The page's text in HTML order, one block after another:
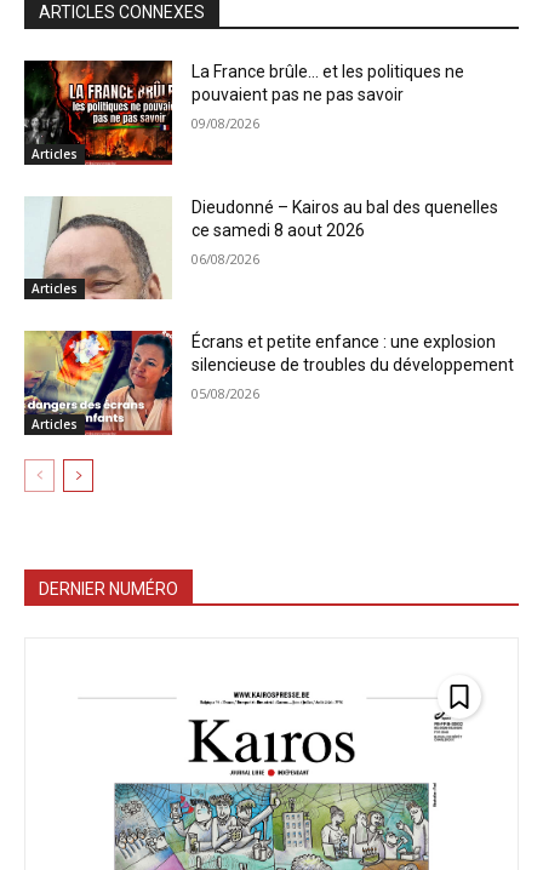
ARTICLES CONNEXES
Articles
La France brûle… et les politiques ne
pouvaient pas ne pas savoir
09/08/2026
Articles
Dieudonné – Kairos au bal des quenelles
ce samedi 8 aout 2026
06/08/2026
Articles
Écrans et petite enfance : une explosion
silencieuse de troubles du développement
05/08/2026
DERNIER NUMÉRO